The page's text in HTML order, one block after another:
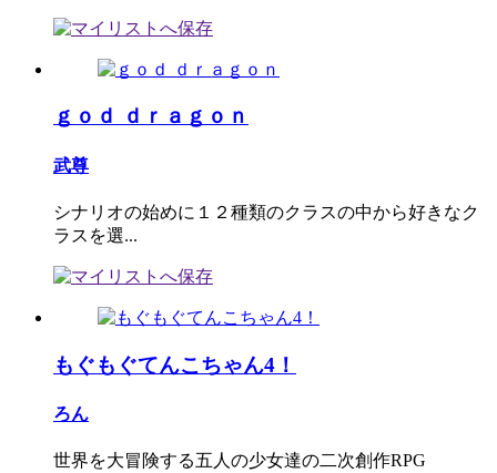
ｇｏｄ ｄｒａｇｏｎ
武尊
シナリオの始めに１２種類のクラスの中から好きなク
ラスを選...
もぐもぐてんこちゃん4！
ろん
世界を大冒険する五人の少女達の二次創作RPG